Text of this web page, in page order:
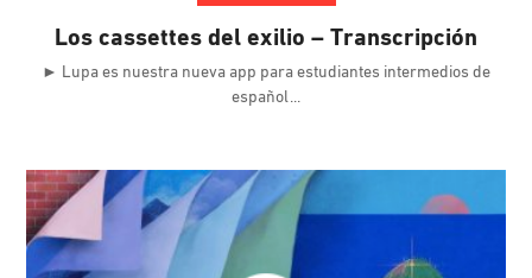
Los cassettes del exilio – Transcripción
► Lupa es nuestra nueva app para estudiantes intermedios de
español